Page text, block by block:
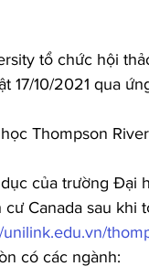
tổ chức hội
17/10/2021 qua
Thompson
của trường Đại
Canada sau khi
unilink.edu.vn/
có các ngành: